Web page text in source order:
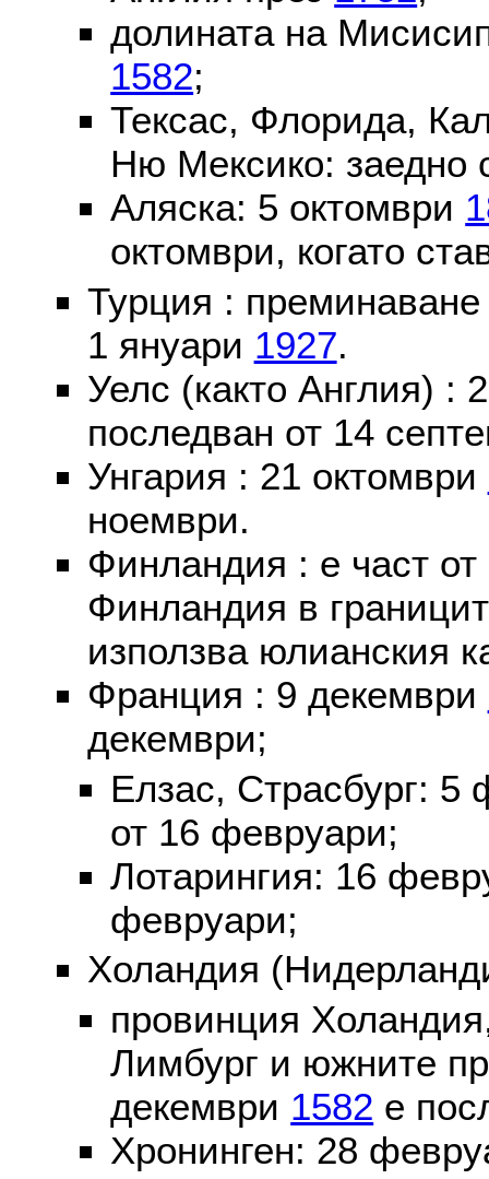
долината на
1582;
Тексас, Флорида,
Ню Мексико: заедно
Аляска: 5 октомври
октомври, когато
Турция :
1 януари 1927.
Уелс (както Англия) :
последван от 14
Унгария : 21 октомври
ноември.
Финландия : е част
Финландия в
използва юлианския
Франция : 9 декември
декември;
Елзас, Страсбург:
от 16 февруари;
Лотарингия: 16
февруари;
Холандия
провинция
Лимбург и южните
декември 1582 е
Хронинген: 28